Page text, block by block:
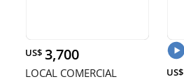
US$ 3,700
LOCAL COMERCIAL US$